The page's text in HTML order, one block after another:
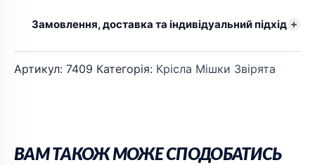
Замовлення, доставка та індивідуальний підхід
Артикул: 7409 Категорія: Крісла Мішки Звірята
ВАМ ТАКОЖ МОЖЕ СПОДОБАТИСЬ